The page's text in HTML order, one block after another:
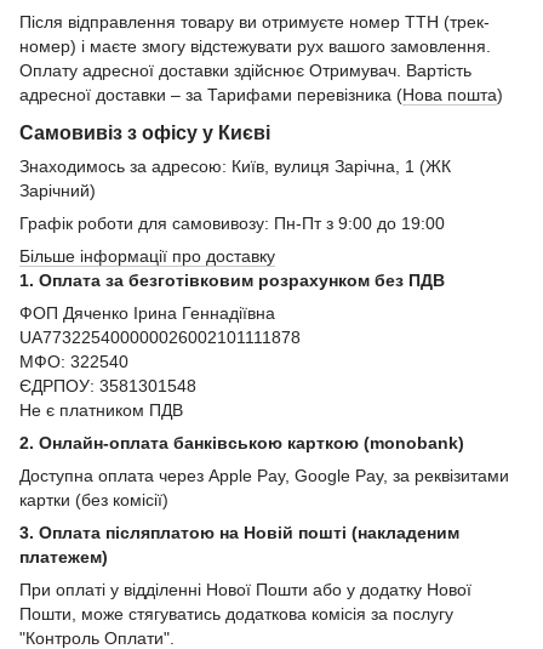
Після відправлення товару ви отримуєте номер ТТН (трек-
номер) і маєте змогу відстежувати рух вашого замовлення.
Оплату адресної доставки здійснює Отримувач. Вартість
адресної доставки – за Тарифами перевізника (Нова пошта)
Самовивіз з офісу у Києві
Знаходимось за адресою: Київ, вулиця Зарічна, 1 (ЖК
Зарічний)
Графік роботи для самовивозу: Пн-Пт з 9:00 до 19:00
Більше інформації про доставку
1. Оплата за безготівковим розрахунком без ПДВ
ФОП Дяченко Ірина Геннадіївна
UA773225400000026002101111878
МФО: 322540
ЄДРПОУ: 3581301548
Не є платником ПДВ
2. Онлайн-оплата банківською карткою (monobank)
Доступна оплата через Apple Pay, Google Pay, за реквізитами
картки (без комісії)
3. Оплата післяплатою на Новій пошті (накладеним
платежем)
При оплаті у відділенні Нової Пошти або у додатку Нової
Пошти, може стягуватись додаткова комісія за послугу
"Контроль Оплати".